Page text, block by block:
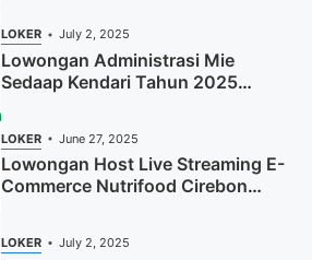
LOKER July 2, 2025
Lowongan Administrasi Mie
Sedaap Kendari Tahun 2025
LOKER June 27, 2025
Lowongan Host Live Streaming E-
Commerce Nutrifood Cirebon
LOKER July 2, 2025